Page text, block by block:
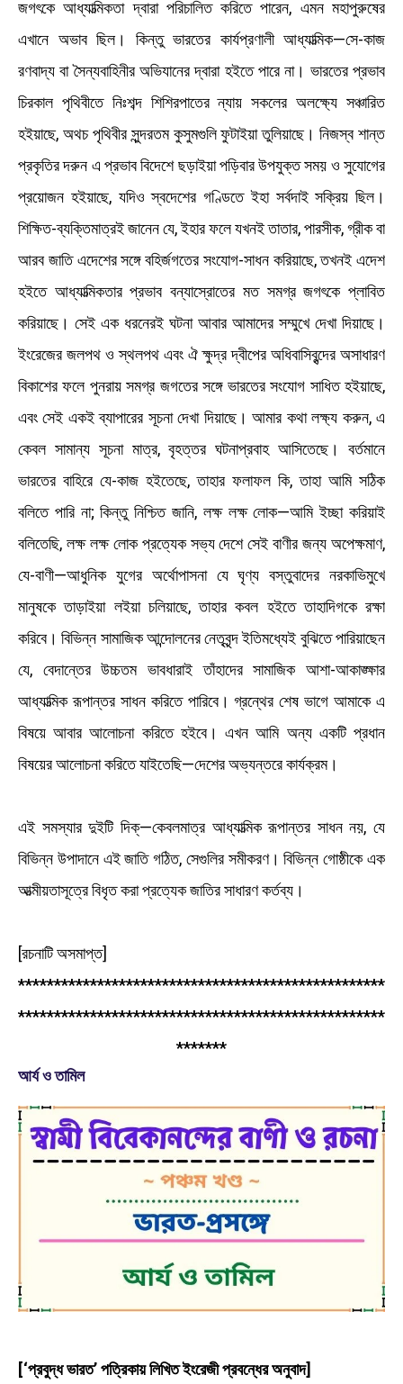
জগৎকে আধ্যাত্মিকতা দ্বারা পরিচালিত করিতে পারেন, এমন মহাপুরুষের
এখানে অভাব ছিল। কিন্তু ভারতের কার্যপ্রণালী আধ্যাত্মিক—সে-কাজ
রণবাদ্য বা সৈন্যবাহিনীর অভিযানের দ্বারা হইতে পারে না। ভারতের প্রভাব
চিরকাল পৃথিবীতে নিঃশব্দ শিশিরপাতের ন্যায় সকলের অলক্ষ্যে সঞ্চারিত
হইয়াছে, অথচ পৃথিবীর সুন্দরতম কুসুমগুলি ফুটাইয়া তুলিয়াছে। নিজস্ব শান্ত
প্রকৃতির দরুন এ প্রভাব বিদেশে ছড়াইয়া পড়িবার উপযুক্ত সময় ও সুযোগের
প্রয়োজন হইয়াছে, যদিও স্বদেশের গণ্ডিতে ইহা সর্বদাই সক্রিয় ছিল।
শিক্ষিত-ব্যক্তিমাত্রই জানেন যে, ইহার ফলে যখনই তাতার, পারসীক, গ্রীক বা
আরব জাতি এদেশের সঙ্গে বহির্জগতের সংযোগ-সাধন করিয়াছে, তখনই এদেশ
হইতে আধ্যাত্মিকতার প্রভাব বন্যাস্রোতের মত সমগ্র জগৎকে প্লাবিত
করিয়াছে। সেই এক ধরনেরই ঘটনা আবার আমাদের সম্মুখে দেখা দিয়াছে।
ইংরেজের জলপথ ও স্থলপথ এবং ঐ ক্ষুদ্র দ্বীপের অধিবাসিবৃন্দের অসাধারণ
বিকাশের ফলে পুনরায় সমগ্র জগতের সঙ্গে ভারতের সংযোগ সাধিত হইয়াছে,
এবং সেই একই ব্যাপারের সূচনা দেখা দিয়াছে। আমার কথা লক্ষ্য করুন, এ
কেবল সামান্য সূচনা মাত্র, বৃহত্তর ঘটনাপ্রবাহ আসিতেছে। বর্তমানে
ভারতের বাহিরে যে-কাজ হইতেছে, তাহার ফলাফল কি, তাহা আমি সঠিক
বলিতে পারি না; কিন্তু নিশ্চিত জানি, লক্ষ লক্ষ লোক—আমি ইচ্ছা করিয়াই
বলিতেছি, লক্ষ লক্ষ লোক প্রত্যেক সভ্য দেশে সেই বাণীর জন্য অপেক্ষমাণ,
যে-বাণী—আধুনিক যুগের অর্থোপাসনা যে ঘৃণ্য বস্তুবাদের নরকাভিমুখে
মানুষকে তাড়াইয়া লইয়া চলিয়াছে, তাহার কবল হইতে তাহাদিগকে রক্ষা
করিবে। বিভিন্ন সামাজিক আন্দোলনের নেতৃবৃন্দ ইতিমধ্যেই বুঝিতে পারিয়াছেন
যে, বেদান্তের উচ্চতম ভাবধারাই তাঁহাদের সামাজিক আশা-আকাঙ্ক্ষার
আধ্যাত্মিক রূপান্তর সাধন করিতে পারিবে। গ্রন্থের শেষ ভাগে আমাকে এ
বিষয়ে আবার আলোচনা করিতে হইবে। এখন আমি অন্য একটি প্রধান
বিষয়ের আলোচনা করিতে যাইতেছি—দেশের অভ্যন্তরে কার্যক্রম।
এই সমস্যার দুইটি দিক্‌—কেবলমাত্র আধ্যাত্মিক রূপান্তর সাধন নয়, যে
বিভিন্ন উপাদানে এই জাতি গঠিত, সেগুলির সমীকরণ। বিভিন্ন গোষ্ঠীকে এক
আত্মীয়তাসূত্রে বিধৃত করা প্রত্যেক জাতির সাধারণ কর্তব্য।
[রচনাটি অসমাপ্ত]
***************************************************
***************************************************
*******
আর্য ও তামিল
[‘প্রবুদ্ধ ভারত’ পত্রিকায় লিখিত ইংরেজী প্রবন্ধের অনুবাদ]